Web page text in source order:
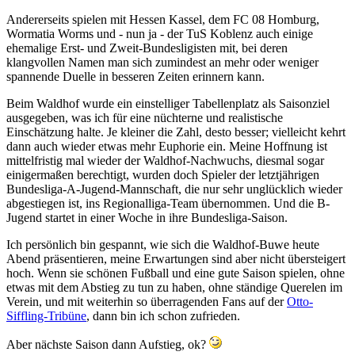
Andererseits spielen mit Hessen Kassel, dem FC 08 Homburg,
Wormatia Worms und - nun ja - der TuS Koblenz auch einige
ehemalige Erst- und Zweit-Bundesligisten mit, bei deren
klangvollen Namen man sich zumindest an mehr oder weniger
spannende Duelle in besseren Zeiten erinnern kann.
Beim Waldhof wurde ein einstelliger Tabellenplatz als Saisonziel
ausgegeben, was ich für eine nüchterne und realistische
Einschätzung halte. Je kleiner die Zahl, desto besser; vielleicht kehrt
dann auch wieder etwas mehr Euphorie ein. Meine Hoffnung ist
mittelfristig mal wieder der Waldhof-Nachwuchs, diesmal sogar
einigermaßen berechtigt, wurden doch Spieler der letztjährigen
Bundesliga-A-Jugend-Mannschaft, die nur sehr unglücklich wieder
abgestiegen ist, ins Regionalliga-Team übernommen. Und die B-
Jugend startet in einer Woche in ihre Bundesliga-Saison.
Ich persönlich bin gespannt, wie sich die Waldhof-Buwe heute
Abend präsentieren, meine Erwartungen sind aber nicht übersteigert
hoch. Wenn sie schönen Fußball und eine gute Saison spielen, ohne
etwas mit dem Abstieg zu tun zu haben, ohne ständige Querelen im
Verein, und mit weiterhin so überragenden Fans auf derOtto-
Siffling-Tribüne, dann bin ich schon zufrieden.
Aber nächste Saison dann Aufstieg, ok?